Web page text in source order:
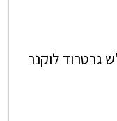
גרטרוד לוקנר